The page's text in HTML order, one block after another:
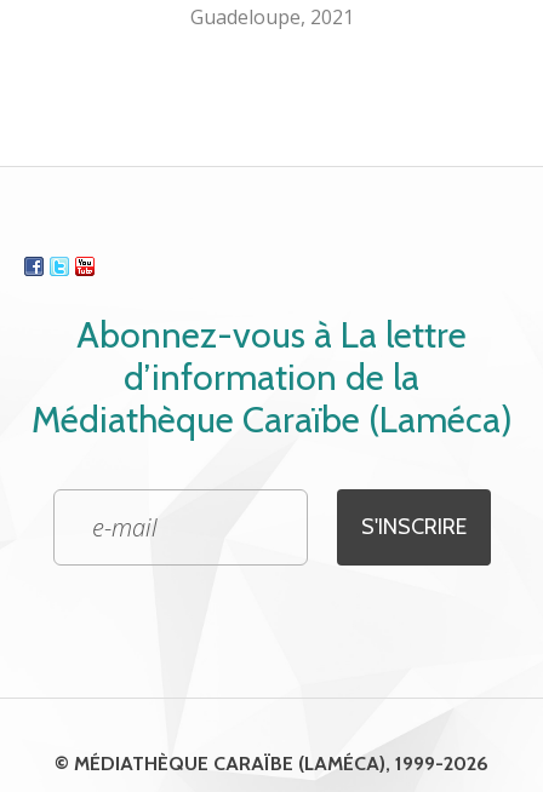
Guadeloupe, 2021
Abonnez-vous à La lettre
d’information de la
Médiathèque Caraïbe (Laméca)
© MÉDIATHÈQUE CARAÏBE (LAMÉCA), 1999-2026